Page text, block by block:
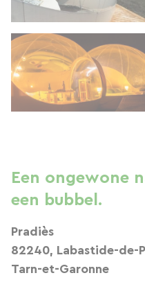
Een ongewone
een bubbel.
Pradiès
82240, Labastide-de-
Tarn-et-Garonne